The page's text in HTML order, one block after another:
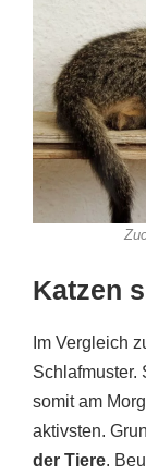
Katzen
Im Vergleich
Schlafmuster.
somit am
aktivsten.
der Tiere.